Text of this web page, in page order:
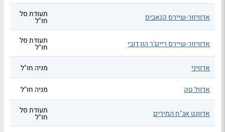
אדוויזור-שיירס קנאביס תעודת סל
חו"ל
אדוויזור-שיירס ריינג'ר הון דובי תעודת סל
חו"ל
אדוויני
מניה חו"ל
אדוול טק מניה חו"ל
אדוונט אג"ח המירים תעודת סל
חו"ל